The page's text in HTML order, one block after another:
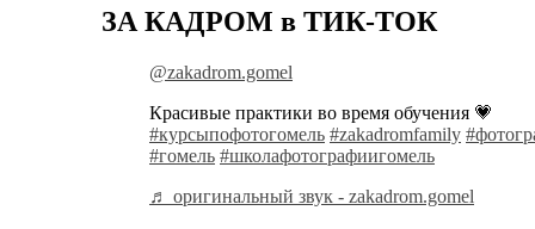
ЗА КАДРОМ в ТИК-ТОК
@zakadrom.gomel
Красивые практики во время обучения 💗
#курсыпофотогомель #zakadromfamily
#гомель #школафотографиигомель
♬ оригинальный звук - zakadrom.gomel